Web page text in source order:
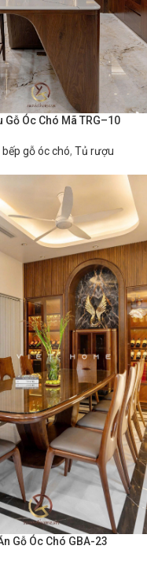
Gỗ Óc Chó Mã TRG–10
bếp gỗ óc chó,Tủ rượu
Gỗ Óc Chó GBA-23